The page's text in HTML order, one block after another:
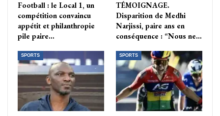
Football : le Local 1, un
compétition convaincu
appétit et philanthropie
pile paire…
TÉMOIGNAGE.
Disparition de Medhi
Narjissi, paire ans en
conséquence : “Nous ne…
SPORTS SPORTS